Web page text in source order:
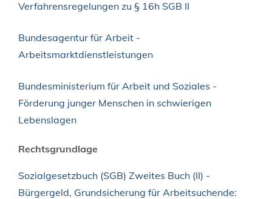
Verfahrensregelungen zu § 16h SGB II
Bundesagentur für Arbeit -
Arbeitsmarktdienstleistungen
Bundesministerium für Arbeit und Soziales -
Förderung junger Menschen in schwierigen
Lebenslagen
Rechtsgrundlage
Sozialgesetzbuch (SGB) Zweites Buch (II) -
Bürgergeld, Grundsicherung für Arbeitsuchende: